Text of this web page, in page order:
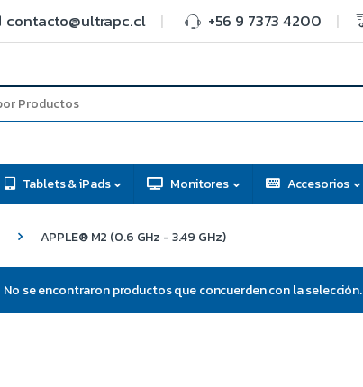
contacto@ultrapc.cl +56 9 7373 4200
Tablets & iPads Monitores Accesorios
APPLE® M2 (0.6 GHz - 3.49 GHz)
No se encontraron productos que concuerden con la selección.